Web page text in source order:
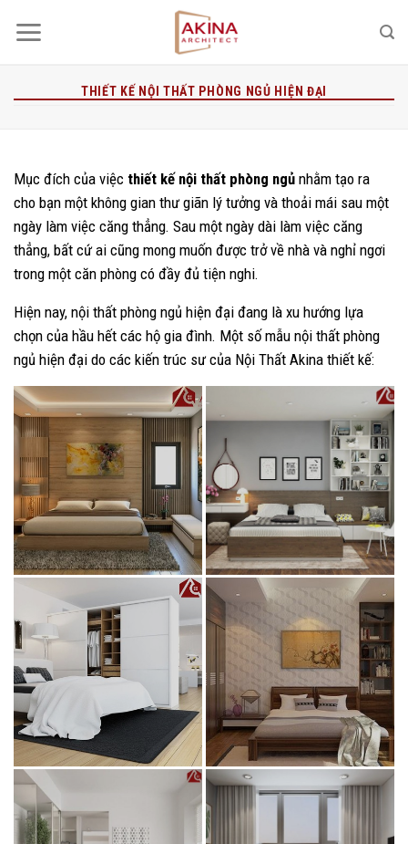
qua
THIẾT KẾ NỘI THẤT PHÒNG NGỦ HIỆN ĐẠI
Mục đích của việc thiết kế nội thất phòng ngủ nhằm tạo ra
cho bạn một không gian thư giãn lý tưởng và thoải mái sau một
ngày làm việc căng thẳng. Sau một ngày dài làm việc căng
thẳng, bất cứ ai cũng mong muốn được trở về nhà và nghỉ ngơi
trong một căn phòng có đầy đủ tiện nghi.
Hiện nay, nội thất phòng ngủ hiện đại đang là xu hướng lựa
chọn của hầu hết các hộ gia đình. Một số mẫu nội thất phòng
ngủ hiện đại do các kiến trúc sư của Nội Thất Akina thiết kế: